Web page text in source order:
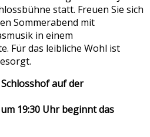
statt. Freuen Sie sich
Sommerabend mit
in einem
Für das leibliche Wohl ist
Schlosshof auf der
19:30 Uhr beginnt das